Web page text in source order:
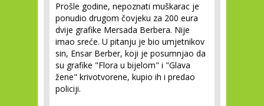
Prošle godine, nepoznati muškarac je
ponudio drugom čovjeku za 200 eura
dvije grafike Mersada Berbera. Nije
imao sreće. U pitanju je bio umjetnikov
sin, Ensar Berber, koji je posumnjao da
su grafike "Flora u bijelom" i "Glava
žene" krivotvorene, kupio ih i predao
policiji.